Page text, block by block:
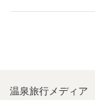
温泉旅行メディア